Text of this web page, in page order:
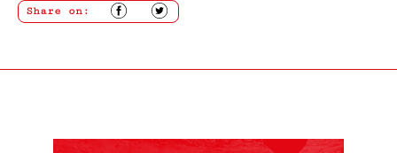
I difetti di fabbricazione non evidentemente riconoscibili
In tutti i casi di cui sopra, gli uffici competenti di
a carico del Cliente.
Share on: